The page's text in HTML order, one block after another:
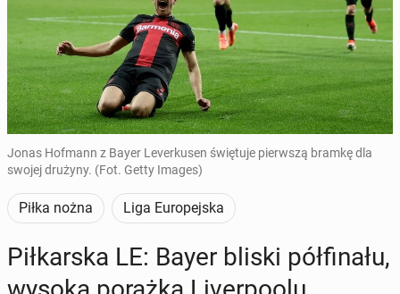
Jonas Hofmann z Bayer Leverkusen świętuje pierwszą bramkę dla
swojej drużyny. (Fot. Getty Images)
Piłka nożna Liga Europejska
Pił­kar­ska LE: Bayer bliski pół­fi­na­łu,